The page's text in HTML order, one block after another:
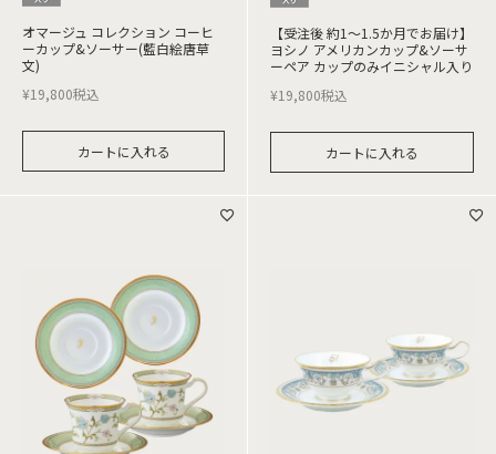
オマージュ コレクション コーヒ
ーカップ&ソーサー(藍白絵唐草
文)
¥19,800税込
カートに入れる
【受注後 約1～1.5か月でお届け】
ヨシノ アメリカンカップ&ソーサ
ーペア カップのみイニシャル入り
¥19,800税込
カートに入れる